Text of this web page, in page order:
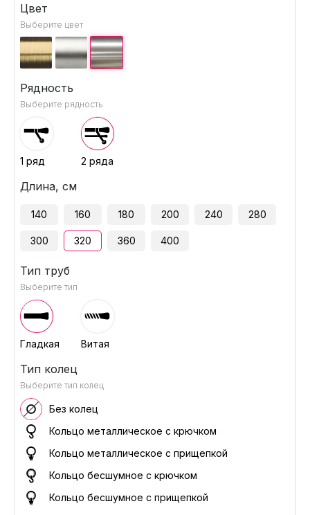
Цвет
Выберите цвет
Рядность
Выберите рядность
1 ряд 2 ряда
Длина, см
140 160 180 200 240 280
300 320 360 400
Тип труб
Выберите тип
Гладкая Витая
Тип колец
Выберите тип колец
Без колец
Кольцо металлическое с крючком
Кольцо металлическое с прищепкой
Кольцо бесшумное с крючком
Кольцо бесшумное с прищепкой